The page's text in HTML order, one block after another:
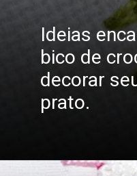
Ideias
bico de
decorar
prato.